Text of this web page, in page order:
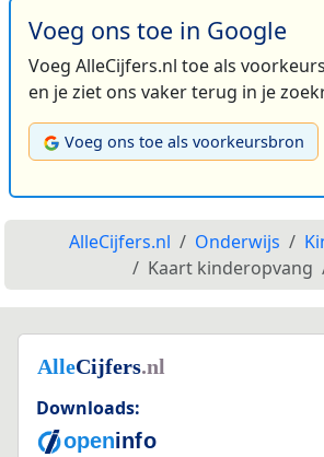
Voeg ons toe in Google
Voeg AlleCijfers.nl toe als
en je ziet ons vaker terug in je
Voeg ons toe als voorkeursbron
AlleCijfers.nl Onderwijs
Kaart kinderopvang
Downloads: